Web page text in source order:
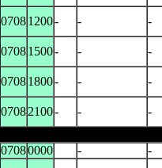
07081200- - -
07081500- - -
07081800- - -
07082100- -
-
07080000 -
-